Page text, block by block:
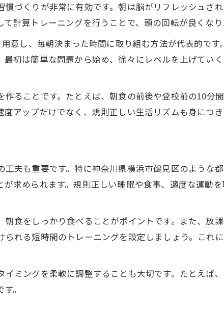
繰り返しが計算速度を伸ばす公文式の秘訣
小学生の生活リズムと計算速度を両立する工夫
生活スタイル別小学生の計算速度強化法
計算速度と応用力を育てる公文式の工夫
自信を育む公文式の計算速度アップの実践例
小学生に最適な計算速度強化メニューの選び方
づくりが非常に有効です。朝は脳がリフレッシュさ
計算トレーニングを行うことで、頭の回転が良くなり
意し、毎朝決まった時間に取り組む方法が代表的で
初は簡単な問題から始め、徐々にレベルを上げてい
ることです。たとえば、朝食の前後や登校前の10分
アップだけでなく、規則正しい生活リズムも身につき
夫も重要です。特に神奈川県横浜市鶴見区のような
求められます。規則正しい睡眠や食事、適度な運動
食をしっかり食べることがポイントです。また、放
れる短時間のトレーニングを設定しましょう。これ
ミングを柔軟に調整することも大切です。たとえば
。